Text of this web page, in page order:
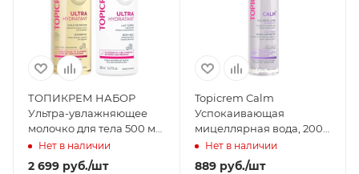
ТОПИКРЕМ НАБОР
Ультра-увлажняющее
молочко для тела 500 мл
+ Ультра-увлажняющее
масло для душа 500 мл
Нет в наличии
2 699 руб./шт
Topicrem Calm
Успокаивающая
мицеллярная вода, 200
млНет в наличии
889руб./шт